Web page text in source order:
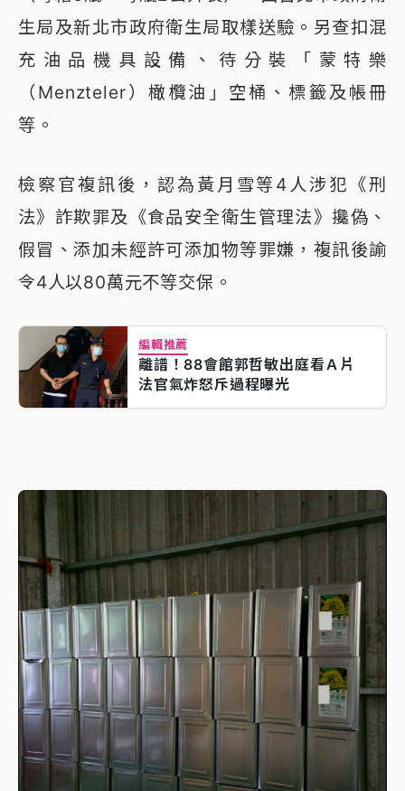
生局及新北市政府衛生局取樣送驗。另查扣混
充油品機具設備、待分裝「蒙特樂
（Menzteler）橄欖油」空桶、標籤及帳冊
等。
檢察官複訊後，認為黃月雪等4人涉犯《刑
法》詐欺罪及《食品安全衛生管理法》攙偽、
假冒、添加未經許可添加物等罪嫌，複訊後諭
令4人以80萬元不等交保。
編輯推薦
離譜！88會館郭哲敏出庭看Ａ片
法官氣炸怒斥過程曝光